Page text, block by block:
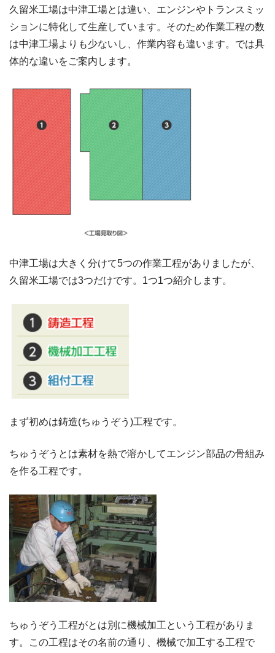
久留米工場は中津工場とは違い、エンジンやトランスミッ
ションに特化して生産しています。そのため作業工程の数
は中津工場よりも少ないし、作業内容も違います。では具
体的な違いをご案内します。
中津工場は大きく分けて5つの作業工程がありましたが、
久留米工場では3つだけです。1つ1つ紹介します。
まず初めは鋳造(ちゅうぞう)工程です。
ちゅうぞうとは素材を熱で溶かしてエンジン部品の骨組み
を作る工程です。
ちゅうぞう工程がとは別に機械加工という工程がありま
す。この工程はその名前の通り、機械で加工する工程で